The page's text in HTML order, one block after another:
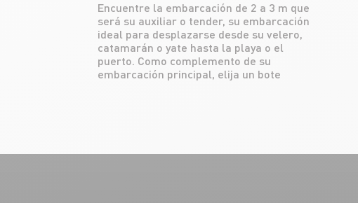
Encuentre la embarcación de 2 a 3 m que
será su auxiliar o tender, su embarcación
ideal para desplazarse desde su velero,
catamarán o yate hasta la playa o el
puerto. Como complemento de su
embarcación principal, elija un bote
auxiliar neumático de 2 o 3 m, ideal para
los trayectos entre el barco y la costa o
el puerto, pero también para acceder a
lugares recónditos. Fácil de usar a diario.